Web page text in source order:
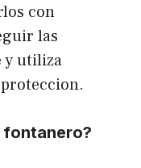
con
las
y utiliza
fontanero?